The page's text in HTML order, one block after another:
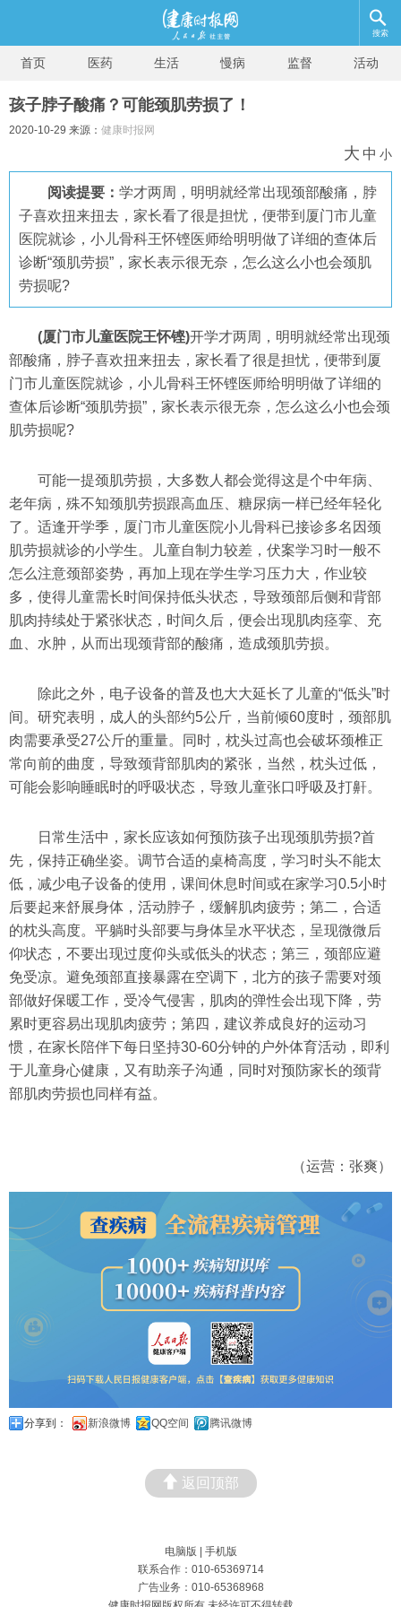
搜索
首页 医药 生活 慢病 监督 活动
孩子脖子酸痛？可能颈肌劳损了！
2020-10-29 来源： 健康时报网
大 中 小
阅读提要： 学才两周，明明就经常出现颈部酸痛，脖
子喜欢扭来扭去，家长看了很是担忧，便带到厦门市儿童
医院就诊，小儿骨科王怀铿医师给明明做了详细的查体后
诊断“颈肌劳损”，家长表示很无奈，怎么这么小也会颈肌
劳损呢?
(厦门市儿童医院王怀铿)开学才两周，明明就经常出现颈
部酸痛，脖子喜欢扭来扭去，家长看了很是担忧，便带到厦
门市儿童医院就诊，小儿骨科王怀铿医师给明明做了详细的
查体后诊断“颈肌劳损”，家长表示很无奈，怎么这么小也会颈
肌劳损呢?
可能一提颈肌劳损，大多数人都会觉得这是个中年病、
老年病，殊不知颈肌劳损跟高血压、糖尿病一样已经年轻化
了。适逢开学季，厦门市儿童医院小儿骨科已接诊多名因颈
肌劳损就诊的小学生。儿童自制力较差，伏案学习时一般不
怎么注意颈部姿势，再加上现在学生学习压力大，作业较
多，使得儿童需长时间保持低头状态，导致颈部后侧和背部
肌肉持续处于紧张状态，时间久后，便会出现肌肉痉挛、充
血、水肿，从而出现颈背部的酸痛，造成颈肌劳损。
除此之外，电子设备的普及也大大延长了儿童的“低头”时
间。研究表明，成人的头部约5公斤，当前倾60度时，颈部肌
肉需要承受27公斤的重量。同时，枕头过高也会破坏颈椎正
常向前的曲度，导致颈背部肌肉的紧张，当然，枕头过低，
可能会影响睡眠时的呼吸状态，导致儿童张口呼吸及打鼾。
日常生活中，家长应该如何预防孩子出现颈肌劳损?首
先，保持正确坐姿。调节合适的桌椅高度，学习时头不能太
低，减少电子设备的使用，课间休息时间或在家学习0.5小时
后要起来舒展身体，活动脖子，缓解肌肉疲劳；第二，合适
的枕头高度。平躺时头部要与身体呈水平状态，呈现微微后
仰状态，不要出现过度仰头或低头的状态；第三，颈部应避
免受凉。避免颈部直接暴露在空调下，北方的孩子需要对颈
部做好保暖工作，受冷气侵害，肌肉的弹性会出现下降，劳
累时更容易出现肌肉疲劳；第四，建议养成良好的运动习
惯，在家长陪伴下每日坚持30-60分钟的户外体育活动，即利
于儿童身心健康，又有助亲子沟通，同时对预防家长的颈背
部肌肉劳损也同样有益。
（运营：张爽）
分享到： 新浪微博 QQ空间 腾讯微博
返回顶部
电脑版 | 手机版
联系合作：010-65369714
广告业务：010-65368968